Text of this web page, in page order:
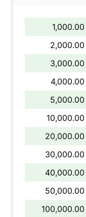
2,000.00
3,000.00
5,000.00
20,000.00
30,000.00
40,000.00
50,000.00